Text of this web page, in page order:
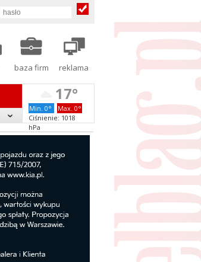
baza firm reklama
17°
Min. 0°
Max. 0°
Ciśnienie: 1018
hPa